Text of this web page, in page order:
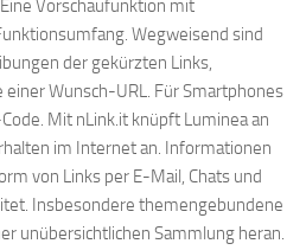
Vorschaufunktion mit
Wegweisend sind
der gekürzten Links,
Wunsch-URL. Für Smartphones
Mit nLink.it knüpft Luminea an
im Internet an. Informationen
von Links per E-Mail, Chats und
Insbesondere themengebundene
unübersichtlichen Sammlung heran.